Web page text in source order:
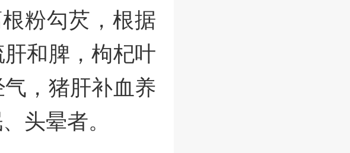
粉勾芡，根据
和脾，枸杞叶
，猪肝补血养
头晕者。